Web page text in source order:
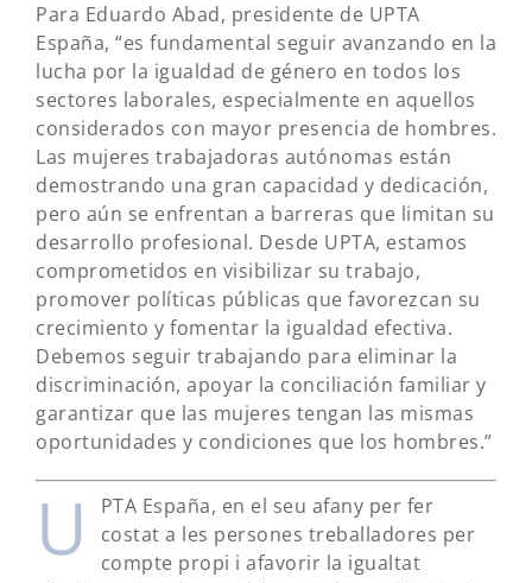
Para Eduardo Abad, presidente de UPTA
España, “es fundamental seguir avanzando en la
lucha por la igualdad de género en todos los
sectores laborales, especialmente en aquellos
considerados con mayor presencia de hombres.
Las mujeres trabajadoras autónomas están
demostrando una gran capacidad y dedicación,
pero aún se enfrentan a barreras que limitan su
desarrollo profesional. Desde UPTA, estamos
comprometidos en visibilizar su trabajo,
promover políticas públicas que favorezcan su
crecimiento y fomentar la igualdad efectiva.
Debemos seguir trabajando para eliminar la
discriminación, apoyar la conciliación familiar y
garantizar que las mujeres tengan las mismas
oportunidades y condiciones que los hombres.”
U
PTA España, en el seu afany per fer
costat a les persones treballadores per
compte propi i afavorir la igualtat